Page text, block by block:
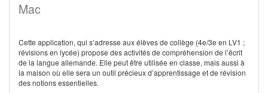
Mac
Cette application, qui s’adresse aux élèves de collège (4e/3e en LV1 ;
révisions en lycée) propose des activités de compréhension de l’écrit
de la langue allemande. Elle peut être utilisée en classe, mais aussi à
la maison où elle sera un outil précieux d’apprentissage et de révision
des notions essentielles.